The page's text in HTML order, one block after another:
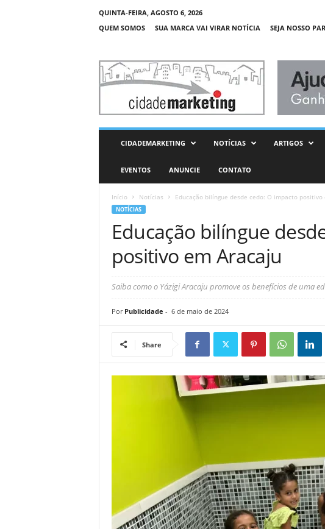
QUINTA-FEIRA, AGOSTO 6, 2026
QUEM SOMOS
SUA MARCA VAI VIRAR NOTÍCIA SEJA NOSSO
C
d
CIDADEMARKETING NOTÍCIAS ARTIGOS
EVENTOS ANUNCIE CONTATO
Início Notícias Educação bilíngue desde cedo: O impacto positivo
NOTÍCIAS
Educação bilíngue
positivo em Aracaju
Saiba como o Yázigi Aracaju promove os benefícios de uma
Por Publicidade - 6 de maio de 2024
Share